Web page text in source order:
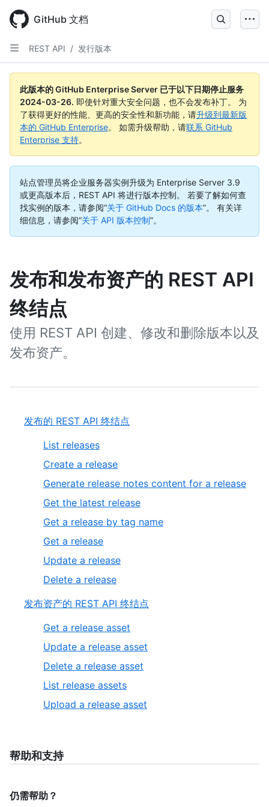
main
content
GitHub 文档
REST API / 发行版本
此版本的 GitHub Enterprise Server 已于以下日期停止服务
2024-03-26. 即使针对重大安全问题，也不会发布补丁。 为
了获得更好的性能、更高的安全性和新功能，请升级到最新版
本的 GitHub Enterprise。 如需升级帮助，请联系 GitHub
Enterprise 支持。
站点管理员将企业服务器实例升级为 Enterprise Server 3.9
或更高版本后，REST API 将进行版本控制。 若要了解如何查
找实例的版本，请参阅“关于 GitHub Docs 的版本”。
有关详
细信息，请参阅“关于 API 版本控制”。
发布和发布资产的 REST API
终结点
使用 REST API 创建、修改和删除版本以及
发布资产。
发布的 REST API 终结点
List releases
Create a release
Generate release notes content for a release
Get the latest release
Get a release by tag name
Get a release
Update a release
Delete a release
发布资产的 REST API 终结点
Get a release asset
Update a release asset
Delete a release asset
List release assets
Upload a release asset
帮助和支持
仍需帮助？